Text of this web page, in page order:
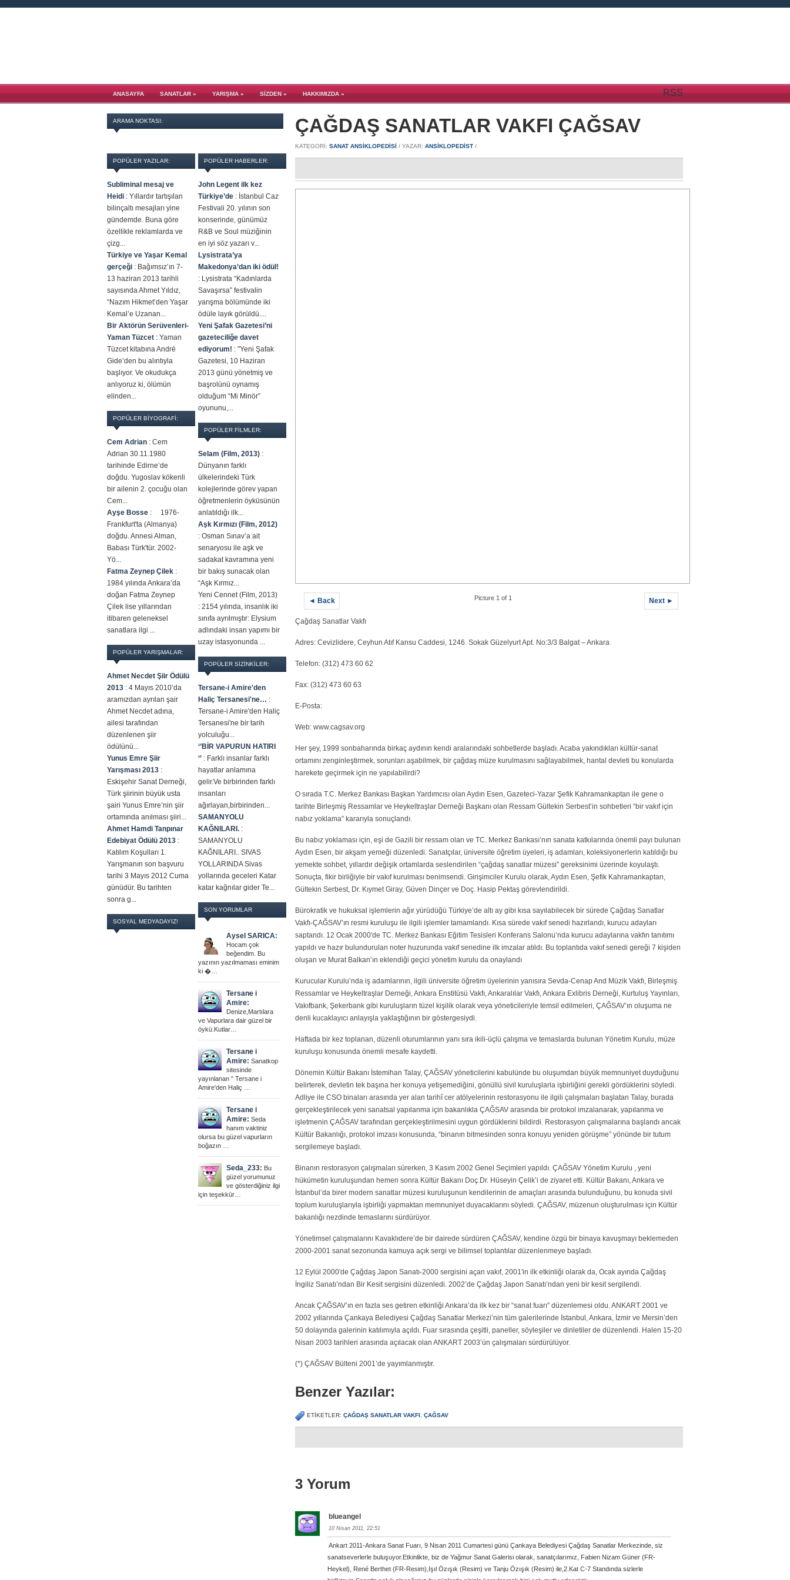
ANASAYFA SANATLAR» YARIŞMA» SİZDEN» HAKKIMIZDA» RSS
ÇAĞDAŞ SANATLAR VAKFI ÇAĞSAV
KATEGORI: SANAT ANSİKLOPEDİSİ / YAZAR: ANSIKLOPEDIST /
◄ Back Next ►
Picture 1 of 1
Çağdaş Sanatlar Vakfı
Adres: Cevizlidere, Ceyhun Atıf Kansu Caddesi, 1246. Sokak Güzelyurt Apt. No:3/3 Balgat – Ankara
Telefon: (312) 473 60 62
Fax: (312) 473 60 63
E-Posta:
Web: www.cagsav.org
Her şey, 1999 sonbaharında birkaç aydının kendi aralarındaki sohbetlerde başladı. Acaba yakındıkları kültür-sanat
ortamını zenginleştirmek, sorunları aşabilmek, bir çağdaş müze kurulmasını sağlayabilmek, hantal devleti bu konularda
harekete geçirmek için ne yapılabilirdi?
O sırada T.C. Merkez Bankası Başkan Yardımcısı olan Aydın Esen, Gazeteci-Yazar Şefik Kahramankaptan ile gene o
tarihte Birleşmiş Ressamlar ve Heykeltraşlar Derneği Başkanı olan Ressam Gültekin Serbest’in sohbetleri “bir vakıf için
nabız yoklama” kararıyla sonuçlandı.
Bu nabız yoklaması için, eşi de Gazili bir ressam olan ve TC. Merkez Bankası’nın sanata katkılarında önemli payı bulunan
Aydın Esen, bir akşam yemeği düzenledi. Sanatçılar, üniversite öğretim üyeleri, iş adamları, koleksiyonerlerin katıldığı bu
yemekte sohbet, yıllardır değişik ortamlarda seslendirilen “çağdaş sanatlar müzesi” gereksinimi üzerinde koyulaştı.
Sonuçta, fikir birliğiyle bir vakıf kurulması benimsendi. Girişimciler Kurulu olarak, Aydın Esen, Şefik Kahramankaptan,
Gültekin Serbest, Dr. Kıymet Giray, Güven Dinçer ve Doç. Hasip Pektaş görevlendirildi.
Bürokratik ve hukuksal işlemlerin ağır yürüdüğü Türkiye’de altı ay gibi kısa sayılabilecek bir sürede Çağdaş Sanatlar
Vakfı-ÇAĞSAV’ın resmi kuruluşu ile ilgili işlemler tamamlandı. Kısa sürede vakıf senedi hazırlandı, kurucu adayları
saptandı. 12 Ocak 2000′de TC. Merkez Bankası Eğitim Tesisleri Konferans Salonu’nda kurucu adaylarına vakfın tanıtımı
yapıldı ve hazır bulundurulan noter huzurunda vakıf senedine ilk imzalar atıldı. Bu toplantıda vakıf senedi gereği 7 kişiden
oluşan ve Murat Balkan’ın eklendiği geçici yönetim kurulu da onaylandı
Kurucular Kurulu’nda iş adamlarının, ilgili üniversite öğretim üyelerinin yanısıra Sevda-Cenap And Müzik Vakfı, Birleşmiş
Ressamlar ve Heykeltraşlar Derneği, Ankara Enstitüsü Vakfı, Ankaralılar Vakfı, Ankara Exlibris Derneği, Kurtuluş Yayınları,
Vakıfbank, Şekerbank gibi kuruluşların tüzel kişilik olarak veya yöneticileriyle temsil edilmeleri, ÇAĞSAV’ın oluşuma ne
denli kucaklayıcı anlayışla yaklaştığının bir göstergesiydi.
Haftada bir kez toplanan, düzenli oturumlarının yanı sıra ikili-üçlü çalışma ve temaslarda bulunan Yönetim Kurulu, müze
kuruluşu konusunda önemli mesafe kaydetti.
Dönemin Kültür Bakanı İstemihan Talay, ÇAĞSAV yöneticilerini kabulünde bu oluşumdan büyük memnuniyet duyduğunu
belirterek, devletin tek başına her konuya yetişemediğini, gönüllü sivil kuruluşlarla işbirliğini gerekli gördüklerini söyledi.
Adliye ile CSO binaları arasında yer alan tarihî cer atölyelerinin restorasyonu ile ilgili çalışmaları başlatan Talay, burada
gerçekleştirilecek yeni sanatsal yapılanma için bakanlıkla ÇAĞSAV arasında bir protokol imzalanarak, yapılanma ve
işletmenin ÇAĞSAV tarafından gerçekleştirilmesini uygun gördüklerini bildirdi. Restorasyon çalışmalarına başlandı ancak
Kültür Bakanlığı, protokol imzası konusunda, “binanın bitmesinden sonra konuyu yeniden görüşme” yönünde bir tutum
sergilemeye başladı.
Binanın restorasyon çalışmaları sürerken, 3 Kasım 2002 Genel Seçimleri yapıldı. ÇAĞSAV Yönetim Kurulu , yeni
hükümetin kuruluşundan hemen sonra Kültür Bakanı Doç.Dr. Hüseyin Çelik’i de ziyaret etti. Kültür Bakanı, Ankara ve
İstanbul’da birer modern sanatlar müzesi kuruluşunun kendilerinin de amaçları arasında bulunduğunu, bu konuda sivil
toplum kuruluşlarıyla işbirliği yapmaktan memnuniyet duyacaklarını söyledi. ÇAĞSAV, müzenun oluşturulması için Kültür
bakanlığı nezdinde temaslarını sürdürüyor.
Yönetimsel çalışmalarını Kavaklıdere’de bir dairede sürdüren ÇAĞSAV, kendine özgü bir binaya kavuşmayı beklemeden
2000-2001 sanat sezonunda kamuya açık sergi ve bilimsel toplantılar düzenlenmeye başladı.
12 Eylül 2000′de Çağdaş Japon Sanatı-2000 sergisini açan vakıf, 2001′in ilk etkinliği olarak da, Ocak ayında Çağdaş
İngiliz Sanatı’ndan Bir Kesit sergisini düzenledi. 2002’de Çağdaş Japon Sanatı’ndan yeni bir kesit sergilendi.
Ancak ÇAĞSAV’ın en fazla ses getiren etkinliği Ankara’da ilk kez bir “sanat fuarı” düzenlemesi oldu. ANKART 2001 ve
2002 yıllarında Çankaya Belediyesi Çağdaş Sanatlar Merkezi’nin tüm galerilerinde İstanbul, Ankara, İzmir ve Mersin’den
50 dolayında galerinin katılımıyla açıldı. Fuar sırasında çeşitli, paneller, söyleşiler ve dinletiler de düzenlendi. Halen 15-20
Nisan 2003 tarihleri arasında açılacak olan ANKART 2003’ün çalışmaları sürdürülüyor.
(*) ÇAĞSAV Bülteni 2001’de yayımlanmıştır.
Benzer Yazılar:
ETIKETLER: ÇAĞDAŞ SANATLAR VAKFI ÇAĞSAV
3 Yorum
blueangel
10 Nisan 2011, 22:51
Ankart 2011-Ankara Sanat Fuarı, 9 Nisan 2011 Cumartesi günü Çankaya Belediyesi Çağdaş Sanatlar Merkezinde, siz
sanatseverlerle buluşuyor.Etkinlikte, biz de Yağmur Sanat Galerisi olarak, sanatçılarımız, Fabien Nizam Güner (FR-
Heykel), René Berthet (FR-Resim),Işıl Özışık (Resim) ve Tanju Özışık (Resim) ile,2.Kat C-7 Standında sizlerle
ARAMA NOKTASI:
POPÜLER YAZILAR:
Subliminal mesaj ve
Heidi : Yıllardır tartışılan
bilinçaltı mesajları yine
gündemde. Buna göre
özellikle reklamlarda ve
çizg...
Türkiye ve Yaşar Kemal
gerçeği : Bağımsız’ın 7-
13 haziran 2013 tarihli
sayısında Ahmet Yıldız,
“Nazım Hikmet’den Yaşar
Kemal’e Uzanan...
Bir Aktörün Serüvenleri-
Yaman Tüzcet : Yaman
Tüzcet kitabına André
Gide’den bu alıntıyla
başlıyor. Ve okudukça
anlıyoruz ki, ölümün
elinden...
POPÜLER BİYOGRAFİ:
Cem Adrian : Cem
Adrian 30.11.1980
tarihinde Edirne’de
doğdu. Yugoslav kökenli
bir ailenin 2. çocuğu olan
Cem...
Ayşe Bosse :
1976-
Frankfurt'ta (Almanya)
doğdu. Annesi Alman,
Babası Türk'tür. 2002-
Yö...
Fatma Zeynep Çilek :
1984 yılında Ankara’da
doğan Fatma Zeynep
Çilek lise yıllarından
itibaren geleneksel
sanatlara ilgi ...
POPÜLER YARIŞMALAR:
Ahmet Necdet Şiir Ödülü
2013 : 4 Mayıs 2010’da
aramızdan ayrılan şair
Ahmet Necdet adına,
ailesi tarafından
düzenlenen şiir
ödülünü...
Yunus Emre Şiir
Yarışması 2013 :
Eskişehir Sanat Derneği,
Türk şiirinin büyük usta
şairi Yunus Emre’nin şiir
ortamında anılması şiiri...
Ahmet Hamdi Tanpınar
Edebiyat Ödülü 2013 :
Katılım Koşulları 1.
Yarışmanın son başvuru
tarihi 3 Mayıs 2012 Cuma
günüdür. Bu tarihten
sonra g...
SOSYAL MEDYADAYIZ!
POPÜLER HABERLER:
John Legent ilk kez
Türkiye’de : İstanbul Caz
Festivali 20. yılının son
konserinde, günümüz
R&B ve Soul müziğinin
en iyi söz yazarı v...
Lysistrata’ya
Makedonya’dan iki ödül!
: Lysistrata “Kadınlarda
Savaşırsa” festivalin
yarışma bölümünde iki
ödüle layık görüldü....
Yeni Şafak Gazetesi’ni
gazeteciliğe davet
ediyorum! : "Yeni Şafak
Gazetesi, 10 Haziran
2013 günü yönetmiş ve
başrolünü oynamış
olduğum “Mi Minör”
oyununu,...
POPÜLER FILMLER:
Selam (Film, 2013) :
Dünyanın farklı
ülkelerindeki Türk
kolejlerinde görev yapan
öğretmenlerin öyküsünün
anlatıldığı ilk...
Aşk Kırmızı (Film, 2012)
: Osman Sınav’a ait
senaryosu ile aşk ve
sadakat kavramına yeni
bir bakış sunacak olan
“Aşk Kırmız...
Yeni Cennet (Film, 2013)
: 2154 yılında, insanlık iki
sınıfa ayrılmıştır: Elysium
adlındaki insan yapımı bir
uzay istasyonunda ...
POPÜLER SİZİNKİLER:
Tersane-i Amire'den
Haliç Tersanesi'ne… :
Tersane-i Amire'den Haliç
Tersanesi'ne bir tarih
yolculuğu...
‘’BİR VAPURUN HATIRI
‘’ : Farklı insanlar farklı
hayatlar anlamına
gelir.Ve birbirinden farklı
insanları
ağırlayan,birbirinden...
SAMANYOLU
KAĞNILARI. :
SAMANYOLU
KAĞNILARI.. SIVAS
YOLLARINDA Sivas
yollarında geceleri Katar
katar kağnılar gider Te...
SON YORUMLAR
Aysel SARICA:
Hocam çok
beğendim. Bu
yazının yazılmaması eminim
ki �…
Tersane i
Amire:
Denize,Martılara
ve Vapurlara dair güzel bir
öykü.Kutlar…
Tersane i
Amire: Sanatkop
sitesinde
yayınlanan " Tersane i
Amire'den Haliç …
Tersane i
Amire: Seda
hanım vaktiniz
olursa bu güzel vapurların
boğazın …
Seda_233: Bu
güzel yorumunuz
ve gösterdiğiniz ilgi
için teşekkür…